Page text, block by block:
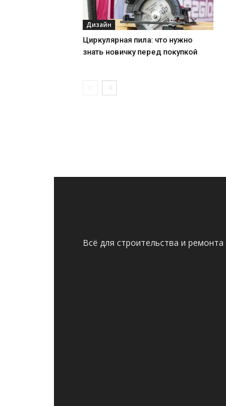
Дизайн
Циркулярная пила: что нужно
знать новичку перед покупкой
Всё для строительства и ремонта